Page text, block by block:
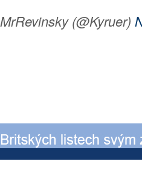
(@Kyruer)